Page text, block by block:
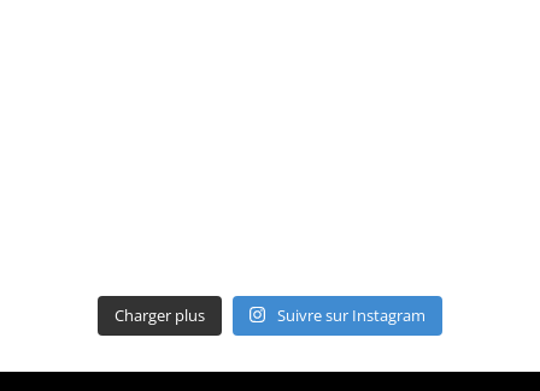
Charger plus Suivre sur Instagram